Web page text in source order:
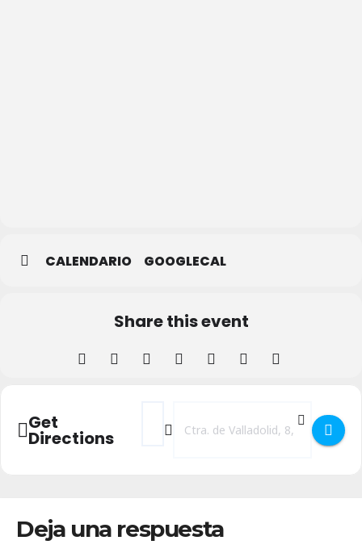
CALENDARIO GOOGLECAL
Share this event
Get
Directions
Address - WIC: Ward Hayden and the
Destination Address - WIC: Ward
Deja una respuesta